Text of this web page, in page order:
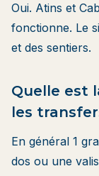
Oui. Atins et
fonctionne. Le
et des sentiers.
Quelle est
les
En général 1
dos ou une